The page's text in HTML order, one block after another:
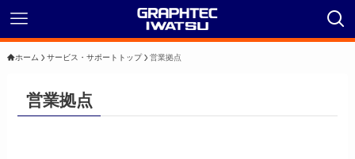
ホーム サービス・サポートトップ 営業拠点
営業拠点